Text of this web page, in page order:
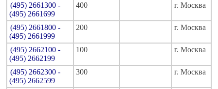
(495) 2661300 -
(495) 2661699
400 г. Москва
(495) 2661800 -
(495) 2661999
200 г. Москва
(495) 2662100 -
(495) 2662199
100 г. Москва
(495) 2662300 -
(495) 2662599
300 г. Москва